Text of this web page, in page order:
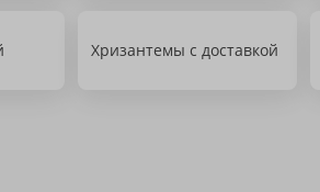
Хризантемы с доставкой